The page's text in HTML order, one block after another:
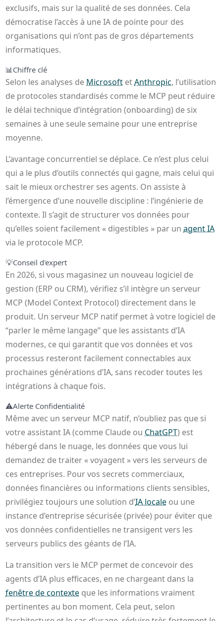
exclusifs, mais sur la qualité de ses données. Cela
démocratise l’accès à une IA de pointe pour des
organisations qui n’ont pas de gros départements
informatiques.
📊Chiffre clé
Selon les analyses deMicrosoft etAnthropic, l’utilisation
de protocoles standardisés comme le MCP peut réduire
le délai technique d’intégration (onboarding) de six
semaines à une seule semaine pour une entreprise
moyenne.
L’avantage concurrentiel se déplace. Ce n’est plus celui
qui a le plus d’outils connectés qui gagne, mais celui qui
sait le mieux orchestrer ses agents. On assiste à
l’émergence d’une nouvelle discipline : l’ingénierie de
contexte. Il s’agit de structurer vos données pour
qu’elles soient facilement « digestibles » par unagent IA
via le protocole MCP.
💡Conseil d'expert
En 2026, si vous magasinez un nouveau logiciel de
gestion (ERP ou CRM), vérifiez s’il intègre un serveur
MCP (Model Context Protocol) directement dans le
produit. Un serveur MCP natif permet à votre logiciel de
“parler le même langage” que les assistants d’IA
modernes, ce qui garantit que vos données et vos
processus resteront facilement connectables aux
prochaines générations d’IA, sans recoder toutes les
intégrations à chaque fois.
⚠️Alerte Confidentialité
Même avec un serveur MCP natif, n’oubliez pas que si
votre assistant IA (comme Claude ouChatGPT) est
hébergé dans le nuage, les données que vous lui
demandez de traiter « voyagent » vers les serveurs de
ces entreprises. Pour vos secrets commerciaux,
données financières ou informations clients sensibles,
privilégiez toujours une solution d’IA locale ou une
instance d’entreprise sécurisée (privée) pour éviter que
vos données confidentielles ne transigent vers les
serveurs publics des géants de l’IA.
La transition vers le MCP permet de concevoir des
agents d’IA plus efficaces, en ne chargeant dans la
fenêtre de contexte que les informations vraiment
pertinentes au bon moment. Cela peut, selon